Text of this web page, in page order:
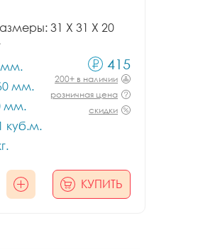
31 X 31 X 20
мм.
мм.
мм.
куб.м.
415
200+ в наличии
розничная цена
скидки
КУПИТЬ